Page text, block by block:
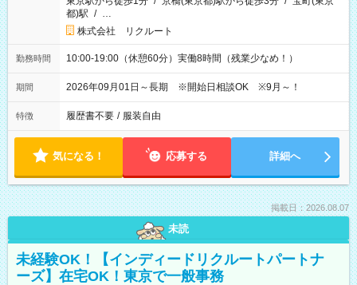
都)駅 / …
株式会社 リクルート
勤務時間 10:00-19:00（休憩60分）実働8時間（残業少なめ！）
期間 2026年09月01日～長期 ※開始日相談OK ※9月～！
特徴 履歴書不要 / 服装自由
気になる！ 応募する 詳細へ
掲載日：2026.08.07
未読
未経験OK！【インディードリクルートパートナ
ーズ】在宅OK！東京で一般事務